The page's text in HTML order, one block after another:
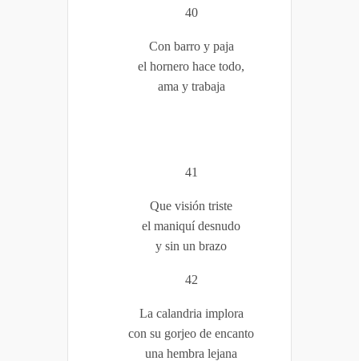
40
Con barro y paja
el hornero hace todo,
ama y trabaja
41
Que visión triste
el maniquí desnudo
y sin un brazo
42
La calandria implora
con su gorjeo de encanto
una hembra lejana